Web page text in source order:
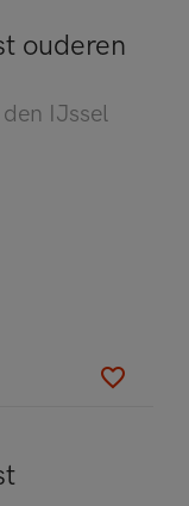
ouderen
IJssel